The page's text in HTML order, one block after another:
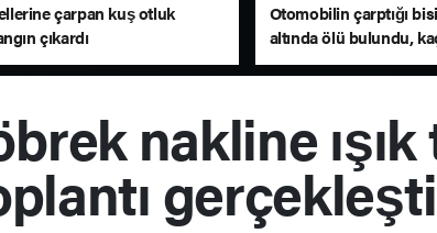
çarpan kuş otluk
çıkardı
Otomobilin çarptığı
altında ölü bulundu,
sürede yakalandı
nakline